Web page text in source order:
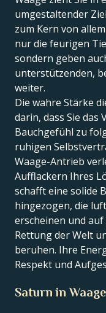
umgestaltender
zum Kern von
nur die feurigen
sondern geben
unterstützenden,
weiter.
Die wahre Stärke
darin, dass Sie das
Bauchgefühl zu
ruhigen
Waage-Antrieb
Aufflackern Ihres
schafft eine solide
hingezogen, die
erscheinen und auf
Rettung der Welt
beruhen. Ihre
Respekt und
Saturn in Waage